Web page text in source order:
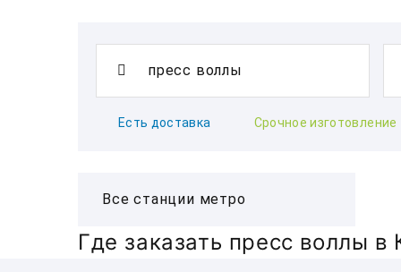
Есть доставка Срочное изготовление
Где заказать пресс воллы в